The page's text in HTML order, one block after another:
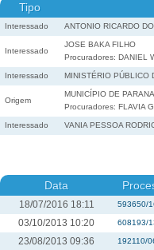
Tipo
Interessado ANTONIO RICARDO
Interessado
JOSE BAKA FILHO
Procuradores: DANIEL
Interessado MINISTÉRIO PÚBLICO
Origem
MUNICÍPIO DE
Procuradores: FLAVIA
Interessado VANIA PESSOA
Data
18/07/2016 18:11 593650/
03/10/2013 10:20 608193/
23/08/2013 09:36 192110/